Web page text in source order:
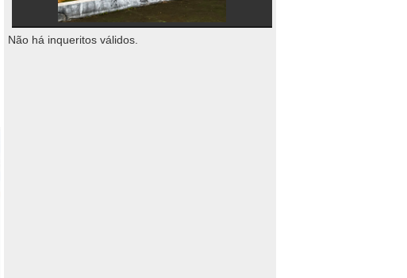
Não há inqueritos válidos.